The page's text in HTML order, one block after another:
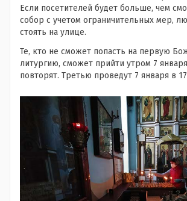
Если посетителей будет больше, чем
собор с учетом ограничительных мер,
стоять на улице.
Те, кто не сможет попасть на первую
литургию, сможет прийти утром 7
повторят. Третью проведут 7 января в